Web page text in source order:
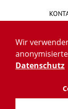
Wir
Datenschutz
IMPRESSUM